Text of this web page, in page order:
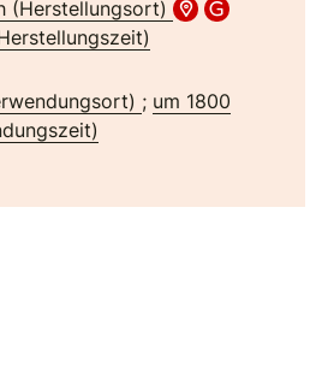
(Herstellungsort)
; um 1800